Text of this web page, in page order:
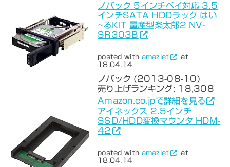
ノバック 5インチベイ対応 3.5
インチSATA HDDラック はい
~るKIT 量産型楽太郎2 NV-
SR303B
posted with amazlet
at
18.04.14
ノバック (2013-08-10)
売り上げランキング: 18,308
Amazon.co.jpで詳細を見る
アイネックス 2.5インチ
SSD/HDD変換マウンタ HDM-
42
posted with amazlet
at
18.04.14